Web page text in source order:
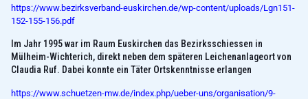
https://www.bezirksverband-euskirchen.de/wp-content/uploads/Lgn151-
152-155-156.pdf
Im Jahr 1995 war im Raum Euskirchen das Bezirksschiessen in
Mülheim-Wichterich, direkt neben dem späteren Leichenanlageort von
Claudia Ruf. Dabei konnte ein Täter Ortskenntnisse erlangen
https://www.schuetzen-mw.de/index.php/ueber-uns/organisation/9-